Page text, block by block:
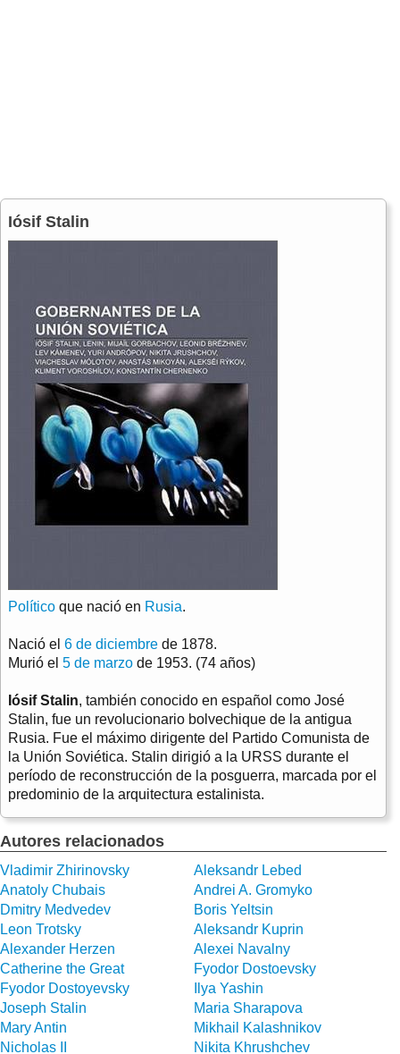
Iósif Stalin
Político que nació en Rusia.
Nació el 6 de diciembre de 1878.
Murió el 5 de marzo de 1953. (74 años)
Iósif Stalin, también conocido en español como José
Stalin, fue un revolucionario bolvechique de la antigua
Rusia. Fue el máximo dirigente del Partido Comunista de
la Unión Soviética. Stalin dirigió a la URSS durante el
período de reconstrucción de la posguerra, marcada por el
predominio de la arquitectura estalinista.
Autores relacionados
Vladimir Zhirinovsky
Aleksandr Lebed
Anatoly Chubais
Andrei A. Gromyko
Dmitry Medvedev
Boris Yeltsin
Leon Trotsky
Aleksandr Kuprin
Alexander Herzen
Alexei Navalny
Catherine the Great
Fyodor Dostoevsky
Fyodor Dostoyevsky
Ilya Yashin
Joseph Stalin
Maria Sharapova
Mary Antin
Mikhail Kalashnikov
Nicholas II
Nikita Khrushchev